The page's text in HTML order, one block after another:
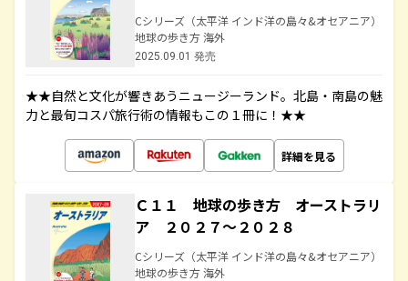
Cシリーズ（太平洋 インド洋の島々&オセアニア）
地球の歩き方 海外
2025.09.01 発売
★★自然と文化が響きあうニュージーランド。北島・南島の魅
力と最旬コスパ旅行術の情報もこの１冊に！★★
詳細を見る
Ｃ１１ 地球の歩き方 オーストラリ
ア ２０２７～２０２８
Cシリーズ（太平洋 インド洋の島々&オセアニア）
地球の歩き方 海外